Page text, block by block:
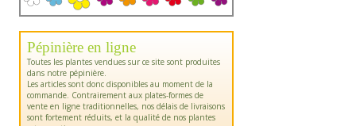
Pépinière en ligne
Toutes les plantes vendues sur ce site sont produites
dans notre pépinière.
Les articles sont donc disponibles au moment de la
commande. Contrairement aux plates-formes de
vente en ligne traditionnelles, nos délais de livraisons
sont fortement réduits, et la qualité de nos plantes